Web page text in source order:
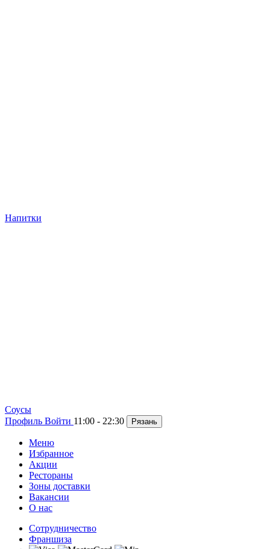
Напитки
Cоусы
Профиль Войти 11:00 - 22:30 Рязань
Меню
Избранное
Акции
Рестораны
Зоны доставки
Вакансии
О нас
Сотрудничество
Франшиза